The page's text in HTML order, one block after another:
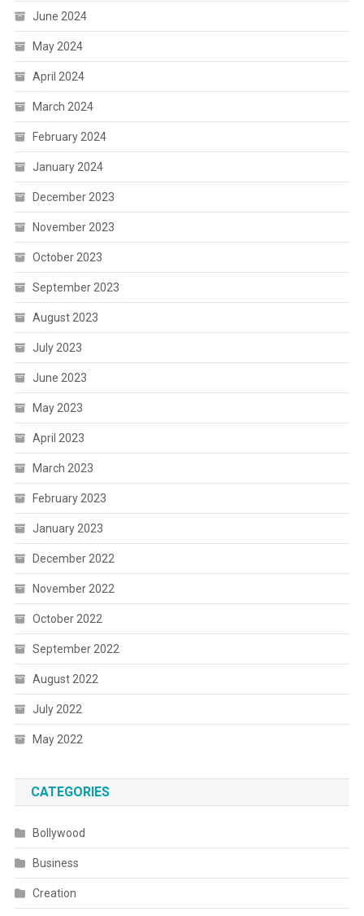
June 2024
May 2024
April 2024
March 2024
February 2024
January 2024
December 2023
November 2023
October 2023
September 2023
August 2023
July 2023
June 2023
May 2023
April 2023
March 2023
February 2023
January 2023
December 2022
November 2022
October 2022
September 2022
August 2022
July 2022
May 2022
CATEGORIES
Bollywood
Business
Creation